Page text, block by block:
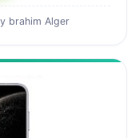
brahim Alger